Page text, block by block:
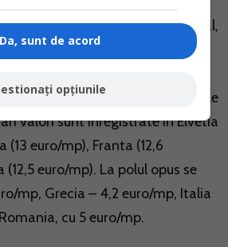
pe segmentul rezidential,
a ramas aproape neschimbat
Astfel, in Romania acesta se
mp, la acelasi nivel ca si la finele
valori sunt inregistrate in Elvetia
(13 euro/mp), Franta (12,6
euro/mp). La polul opus se
mp, Grecia – 4,2 euro/mp, Italia
cu 5 euro/mp.
Da, sunt de acord
opțiunile